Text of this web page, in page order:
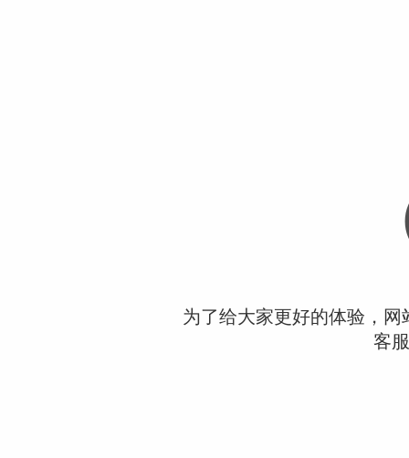
为了给大家更好的体验，
客